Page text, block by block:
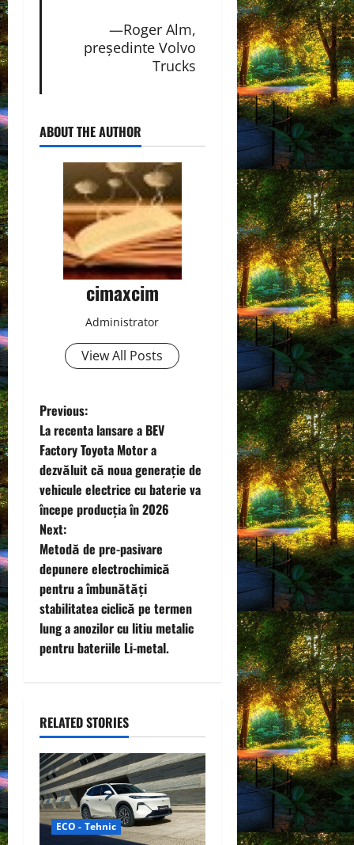
—Roger Alm,
președinte Volvo
Trucks
ABOUT THE AUTHOR
cimaxcim
Administrator
View All Posts
P
o
s
t
n
a
v
i
a
t
i
o
Previous:
La recenta lansare a BEV
Factory Toyota Motor a
dezvăluit că noua generație de
vehicule electrice cu baterie va
începe producția în 2026
Next:
Metodă de pre-pasivare
depunere electrochimică
pentru a îmbunătăți
stabilitatea ciclică pe termen
lung a anozilor cu litiu metalic
pentru bateriile Li-metal.
RELATED STORIES
ECO - Tehnic